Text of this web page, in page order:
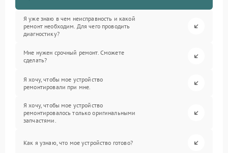
Я уже знаю в чем неисправность и какой
ремонт необходим. Для чего проводить
диагностику?
Мне нужен срочный ремонт. Сможете
сделать?
Я хочу, чтобы мое устройство
ремонтировали при мне.
Я хочу, чтобы мое устройство
ремонтировалось только оригинальными
запчастями.
Как я узнаю, что мое устройство готово?